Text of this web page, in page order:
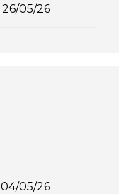
26/05/26
Publiceringsdatum
04/05/26